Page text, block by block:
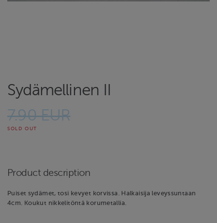
Sydämellinen II
7.90 EUR
SOLD OUT
Product description
Puiset sydämet, tosi kevyet korvissa. Halkaisija leveyssuntaan
4cm. Koukut nikkelitöntä korumetallia.